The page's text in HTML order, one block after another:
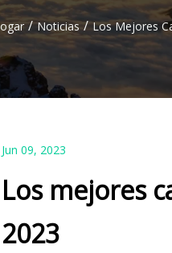
/ Noticias / Los Mejores
Jun 09, 2023
Los mejores
2023